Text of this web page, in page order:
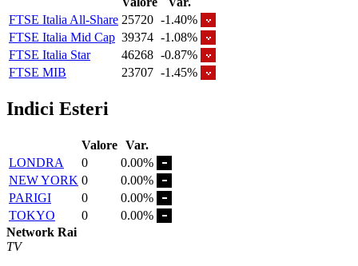
FTSE Italia All-Share 25720 -1.40%
FTSE Italia Mid Cap 39374 -1.08%
FTSE Italia Star
46268 -0.87%
FTSE MIB
23707 -1.45%
Indici Esteri
Valore Var.
LONDRA
0
0.00%
NEW YORK 0
0.00%
PARIGI
0
0.00%
TOKYO
0
0.00%
Network Rai
TV